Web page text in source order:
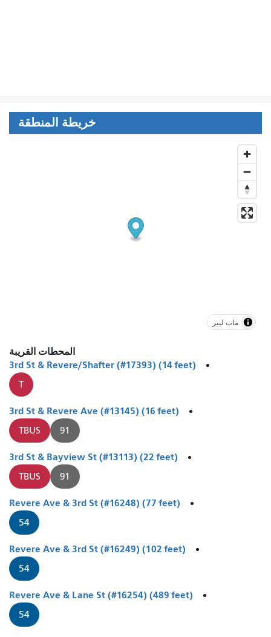
خريطة المنطقة
ماب ليبر
المحطات القريبة
3rd St & Revere/Shafter (#17393) (14 feet)
T
3rd St & Revere Ave (#13145) (16 feet)
TBUS 91
3rd St & Bayview St (#13113) (22 feet)
TBUS 91
Revere Ave & 3rd St (#16248) (77 feet)
54
Revere Ave & 3rd St (#16249) (102 feet)
54
Revere Ave & Lane St (#16254) (489 feet)
54